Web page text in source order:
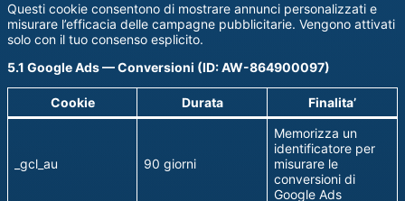
Questi cookie consentono di mostrare annunci personalizzati e
misurare l’efficacia delle campagne pubblicitarie. Vengono attivati
solo con il tuo consenso esplicito.
5.1 Google Ads — Conversioni (ID: AW-864900097)
Cookie Durata Finalita’
_gcl_au 90 giorni
Memorizza un
identificatore per
misurare le
conversioni di
Google Ads